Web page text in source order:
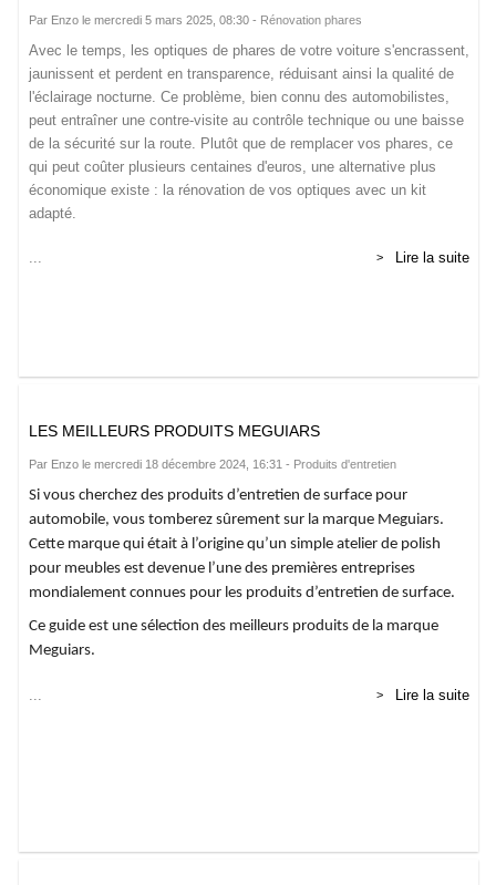
Par Enzo le mercredi 5 mars 2025, 08:30 - Rénovation phares
Avec le temps, les optiques de phares de votre voiture s'encrassent,
jaunissent et perdent en transparence, réduisant ainsi la qualité de
l'éclairage nocturne. Ce problème, bien connu des automobilistes,
peut entraîner une contre-visite au contrôle technique ou une baisse
de la sécurité sur la route. Plutôt que de remplacer vos phares, ce
qui peut coûter plusieurs centaines d'euros, une alternative plus
économique existe : la rénovation de vos optiques avec un kit
adapté.
Lire la suite
LES MEILLEURS PRODUITS MEGUIARS
Par Enzo le mercredi 18 décembre 2024, 16:31 - Produits d'entretien
Si vous cherchez des produits d’entretien de surface pour
automobile, vous tomberez sûrement sur la marque Meguiars.
Cette marque qui était à l’origine qu’un simple atelier de polish
pour meubles est devenue l’une des premières entreprises
mondialement connues pour les produits d’entretien de surface.
Ce guide est une sélection des meilleurs produits de la marque
Meguiars.
Lire la suite